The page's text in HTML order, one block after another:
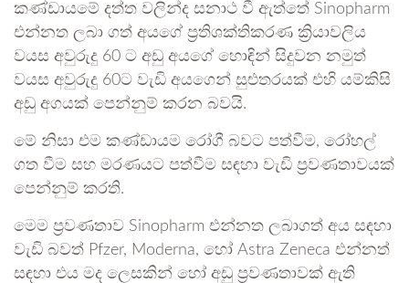
කණ්ඩායමේ දත්ත වලින්ද සනාථ වී ඇත්තේ Sinopharm
එන්නත ලබා ගත් අයගේ ප්‍රතිශක්තිකරණ ක්‍රියාවලිය
වයස අවුරුදු 60 ට අඩු අයගේ හොඳින් සිදුවන නමුත්
වයස අවුරුදු 60ට වැඩි අයගෙන් සුළුතරයක් එහි යම්කිසි
අඩු අගයක් පෙන්නුම් කරන බවයි.
මේ නිසා එම කණ්ඩායම රෝගී බවට පත්වීම, රෝහල්
ගත වීම සහ මරණයට පත්වීම සඳහා වැඩි ප්‍රවණතාවයක්
පෙන්නුම් කරති.
මෙම ප්‍රවණතාව Sinopharm එන්නත ලබාගත් අය සඳහා
වැඩි බවත් Pfzer, Moderna, හෝ Astra Zeneca එන්නත්
සඳහා එය මද ලෙසකින් හෝ අඩු ප්‍රවණතාවක් ඇති